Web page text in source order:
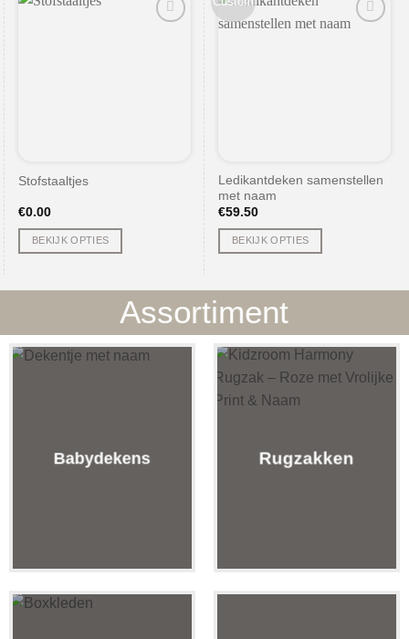
Stofstaaltjes
€0.00
BEKIJK OPTIES
Ledikantdeken samenstellen
met naam
€59.50
BEKIJK OPTIES
Assortiment
Babydekens Rugzakken